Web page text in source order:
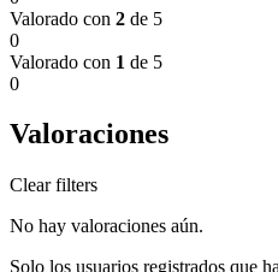
Valorado con 2 de 5
0
Valorado con 1 de 5
0
Valoraciones
Clear filters
No hay valoraciones aún.
Solo los usuarios registrados que